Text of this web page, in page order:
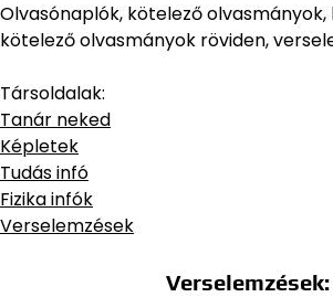
Olvasónaplók, kötelező
kötelező olvasmányok röviden,
Társoldalak:
Tanár neked
Képletek
Tudás infó
Fizika infók
Verselemzések
Verselemzések: